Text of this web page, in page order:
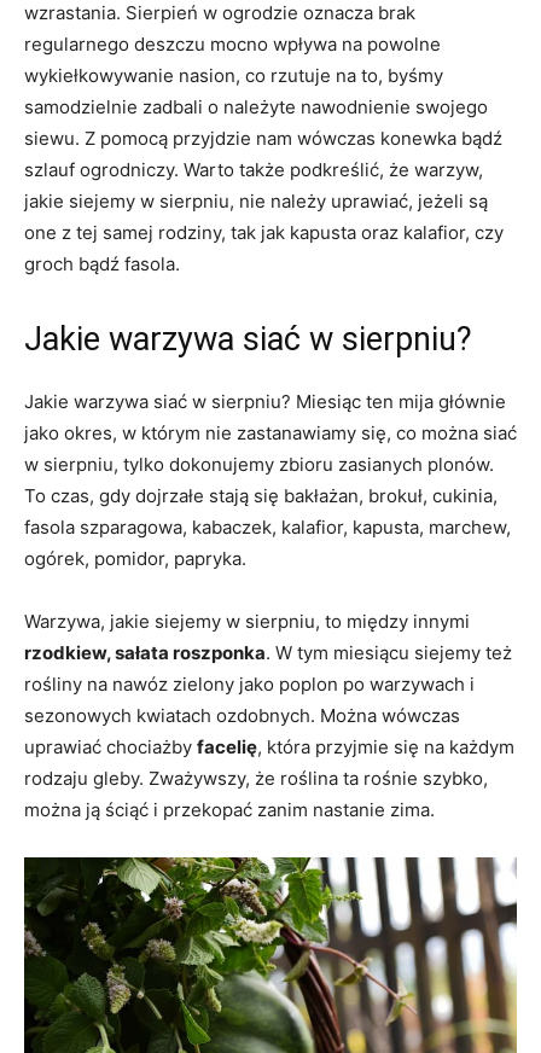
wzrastania. Sierpień w ogrodzie oznacza brak
regularnego deszczu mocno wpływa na powolne
wykiełkowywanie nasion, co rzutuje na to, byśmy
samodzielnie zadbali o należyte nawodnienie swojego
siewu. Z pomocą przyjdzie nam wówczas konewka bądź
szlauf ogrodniczy. Warto także podkreślić, że warzyw,
jakie siejemy w sierpniu, nie należy uprawiać, jeżeli są
one z tej samej rodziny, tak jak kapusta oraz kalafior, czy
groch bądź fasola.
Jakie warzywa siać w sierpniu?
Jakie warzywa siać w sierpniu? Miesiąc ten mija głównie
jako okres, w którym nie zastanawiamy się, co można siać
w sierpniu, tylko dokonujemy zbioru zasianych plonów.
To czas, gdy dojrzałe stają się bakłażan, brokuł, cukinia,
fasola szparagowa, kabaczek, kalafior, kapusta, marchew,
ogórek, pomidor, papryka.
Warzywa, jakie siejemy w sierpniu, to między innymi
rzodkiew, sałata roszponka. W tym miesiącu siejemy też
rośliny na nawóz zielony jako poplon po warzywach i
sezonowych kwiatach ozdobnych. Można wówczas
uprawiać chociażby facelię, która przyjmie się na każdym
rodzaju gleby. Zważywszy, że roślina ta rośnie szybko,
można ją ściąć i przekopać zanim nastanie zima.